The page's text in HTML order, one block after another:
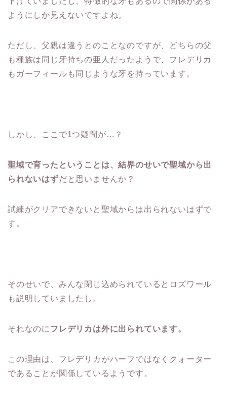
ようにしか見えないですよね。
ただし、父親は違うとのことなのですが、どちらの父
も種族は同じ牙持ちの亜人だったようで、フレデリカ
もガーフィールも同じような牙を持っています。
しかし、ここで1つ疑問が…？
聖域で育ったということは、結界のせいで聖域から出
られないはずだと思いませんか？
試練がクリアできないと聖域からは出られないはずで
す。
そのせいで、みんな閉じ込められているとロズワール
も説明していましたし。
それなのにフレデリカは外に出られています。
この理由は、フレデリカがハーフではなくクォーター
であることが関係しているようです。